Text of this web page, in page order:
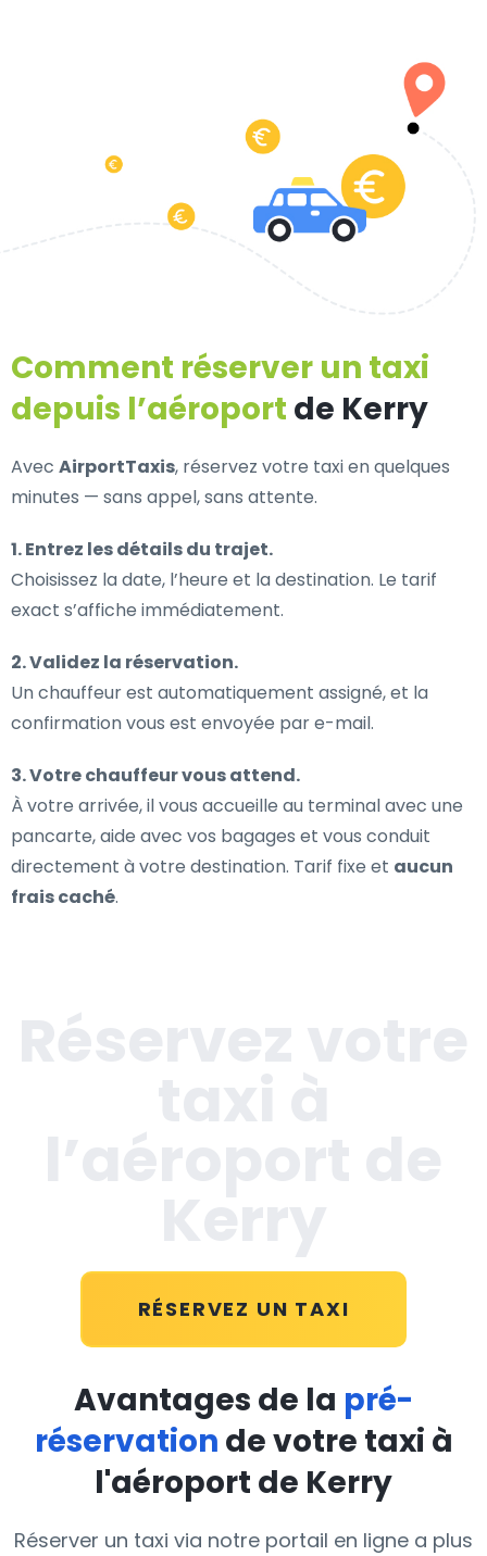
Comment réserver un taxi
depuis l’aéroport de Kerry
Avec AirportTaxis, réservez votre taxi en quelques
minutes — sans appel, sans attente.
1. Entrez les détails du trajet.
Choisissez la date, l’heure et la destination. Le tarif
exact s’affiche immédiatement.
2. Validez la réservation.
Un chauffeur est automatiquement assigné, et la
confirmation vous est envoyée par e-mail.
3. Votre chauffeur vous attend.
À votre arrivée, il vous accueille au terminal avec une
pancarte, aide avec vos bagages et vous conduit
directement à votre destination. Tarif fixe et aucun
frais caché.
RÉSERVEZ UN TAXI
Avantages de la pré-
réservation de votre taxi à
l'aéroport de Kerry
Réserver un taxi via notre portail en ligne a plus